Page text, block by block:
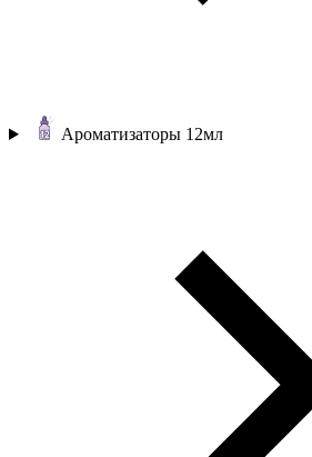
Ароматизаторы 12мл